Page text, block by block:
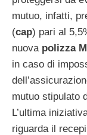
mutuo, infatti,
(cap) pari al
nuova polizza
in caso di
mutuo stipulato
L’ultima
riguarda il